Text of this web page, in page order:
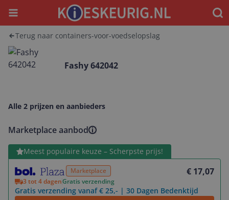
Menu
Terug naar containers-voor-voedselopslag
Fashy 642042
Alle 2 prijzen en aanbieders
Marketplace aanbod
Meest populaire keuze – Scherpste prijs!
Marketplace € 17,07
3 tot 4 dagenGratis verzending
Gratis verzending vanaf € 25,- | 30 Dagen Bedenktijd
Bekijk product